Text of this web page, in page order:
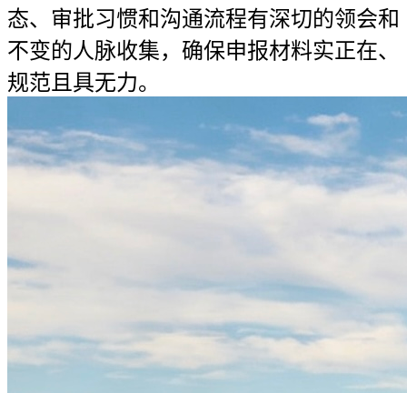
态、审批习惯和沟通流程有深切的领会和
不变的人脉收集，确保申报材料实正在、
规范且具无力。